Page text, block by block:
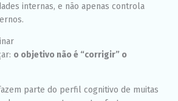
internas, e não apenas controla
o objetivo não é “corrigir” o
parte do perfil cognitivo de muitas